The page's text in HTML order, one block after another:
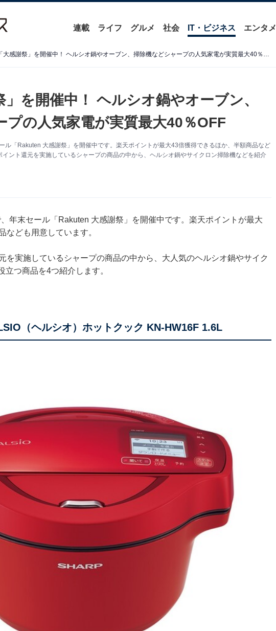
連載 ライフ グルメ 社会 IT・ビジネス エンタメ
楽天が「大感謝祭」を開催中！ ヘルシオ鍋やオーブン、掃除機などシャープの人気家電が実質最大40％OFF
を開催中！ ヘルシオ鍋やオーブン、
プの人気家電が実質最大40％OFF
ル「Rakuten 大感謝祭」を開催中です。楽天ポイントが最大43倍獲得できるほか、半額商品など
ント還元を実施しているシャープの商品の中から、ヘルシオ鍋やサイクロン掃除機などを紹介
年末セール「Rakuten 大感謝祭」を開催中です。楽天ポイントが最大
なども用意しています。
を実施しているシャープの商品の中から、大人気のヘルシオ鍋やサイク
立つ商品を4つ紹介します。
（ヘルシオ）ホットクック KN-HW16F 1.6L